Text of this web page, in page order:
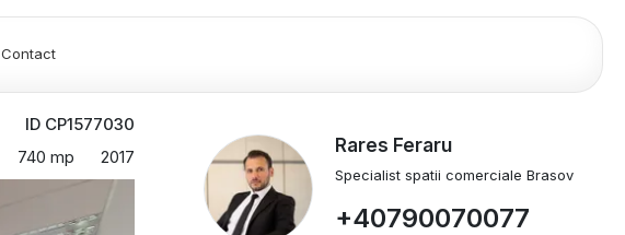
Contact
ID CP1577030
740 mp 2017
Rares Feraru
Specialist spatii comerciale Brasov
+40790070077